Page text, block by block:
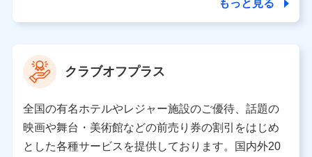
上記に係る案内・手続き・管理等付帯業務を行うため
【当該個人データの管理について責任を有する者の名称・住
所・代表者名】
当該個人データを取り扱う各共同利用者（詳細は次のとお
り）
東京都千代田区永田町2丁目11番1号 山王パークタワー
もっと見る
クラブオフプラス
全国の有名ホテルやレジャー施設のご優待、話題の
映画や舞台・美術館などの前売り券の割引をはじめ
とした各種サービスを提供しております。国内外20